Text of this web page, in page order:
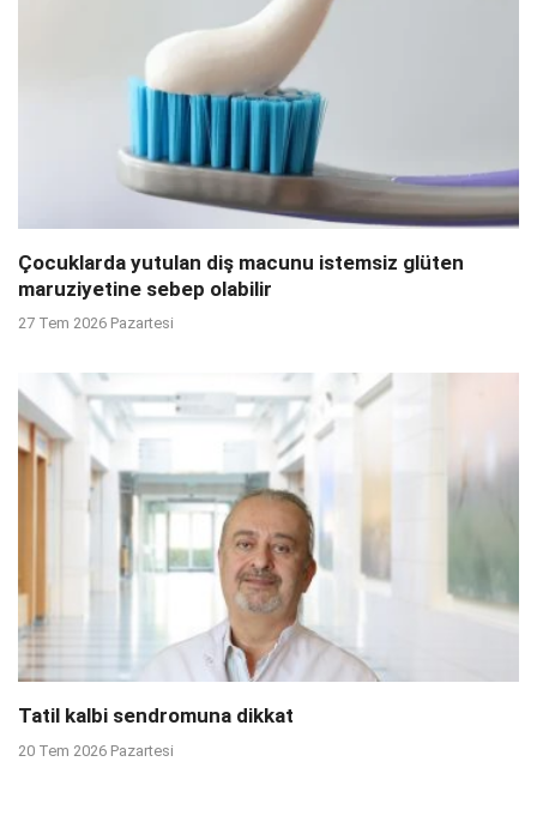
Çocuklarda yutulan diş macunu istemsiz glüten
maruziyetine sebep olabilir
27 Tem 2026 Pazartesi
Tatil kalbi sendromuna dikkat
20 Tem 2026 Pazartesi